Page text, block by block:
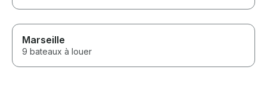
Marseille
9 bateaux à louer